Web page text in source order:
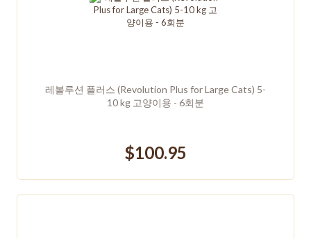
레볼루션 플러스 (Revolution Plus for Large Cats) 5-
10 kg 고양이용 - 6회분
$100.95